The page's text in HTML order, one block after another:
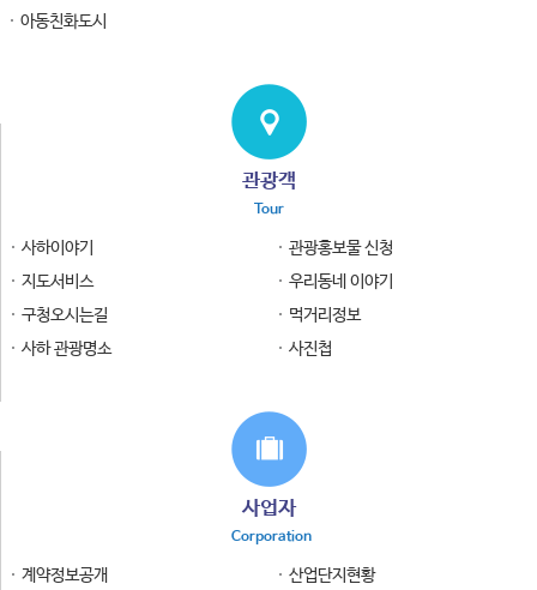
아동친화도시
관광객
Tour
사하이야기
관광홍보물 신청
지도서비스
우리동네 이야기
구청오시는길
먹거리정보
사하 관광명소
사진첩
사업자
Corporation
계약정보공개
산업단지현황